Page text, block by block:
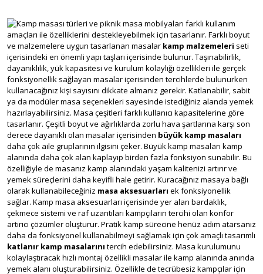
Kamp masası türleri ve piknik masa mobilyaları farklı kullanım
amaçları ile özelliklerini destekleyebilmek için tasarlanır. Farklı boyut
ve malzemelere uygun tasarlanan masalar kamp malzemeleri seti
içerisindeki en önemli yapı taşları içerisinde bulunur. Taşınabilirlik,
dayanıklılık, yük kapasitesi ve kurulum kolaylığı özellikleri ile gerçek
fonksiyonellik sağlayan masalar içerisinden tercihlerde bulunurken
kullanacağınız kişi sayısını dikkate almanız gerekir. Katlanabilir, sabit
ya da modüler masa seçenekleri sayesinde istediğiniz alanda yemek
hazırlayabilirsiniz. Masa çeşitleri farklı kullanıcı kapasitelerine göre
tasarlanır. Çeşitli boyut ve ağırlıklarda zorlu hava şartlarına karşı son
derece dayanıklı olan masalar içerisinden büyük kamp masaları
daha çok aile gruplarının ilgisini çeker. Büyük kamp masaları kamp
alanında daha çok alan kaplayıp birden fazla fonksiyon sunabilir. Bu
özelliğiyle de masanız kamp alanındaki yaşam kalitenizi artırır ve
yemek süreçlerini daha keyifli hale getirir. Kuracağınız masaya bağlı
olarak kullanabileceğiniz masa aksesuarları ek fonksiyonellik
sağlar. Kamp masa aksesuarları içerisinde yer alan bardaklık,
çekmece sistemi ve raf uzantıları kampçıların tercihi olan konfor
artırıcı çözümler oluşturur. Pratik kamp sürecine henüz adım atarsanız
daha da fonksiyonel kullanabilmeyi sağlamak için çok amaçlı tasarımlı
katlanır kamp masalarını tercih edebilirsiniz. Masa kurulumunu
kolaylaştıracak hızlı montaj özellikli masalar ile kamp alanında anında
yemek alanı oluşturabilirsiniz. Özellikle de tecrübesiz kampçılar için